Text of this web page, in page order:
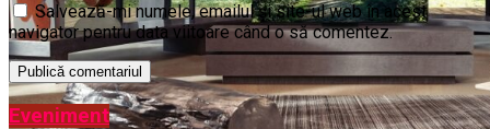
Salvează-mi numele, emailul și site-ul web în acest
navigator pentru data viitoare când o să comentez.
Eveniment